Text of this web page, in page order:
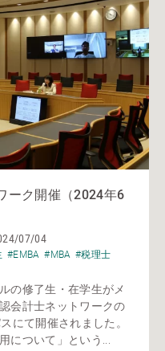
ーク開催（2024年6
07/04
#EMBA #MBA #税理士
の修了生・在学生がメ
会計士ネットワークの
にて開催されました。
について」という...